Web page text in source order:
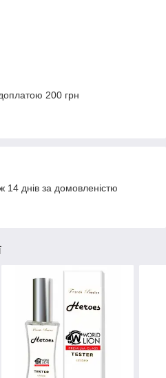
200 грн
днів за домовленістю